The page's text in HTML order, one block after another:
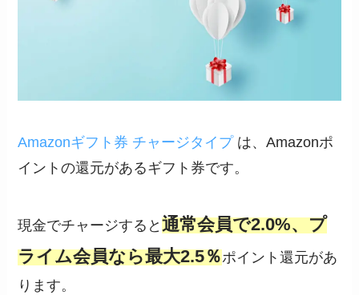
Amazonギフト券 チャージタイプは、Amazonポ
イントの還元があるギフト券です。
現金でチャージすると通常会員で2.0%、プ
ライム会員なら最大2.5％ポイント還元があ
ります。